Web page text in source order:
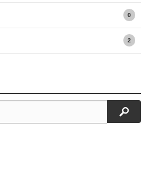
0
2
検索